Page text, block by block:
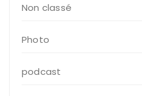
Non classé
Photo
podcast